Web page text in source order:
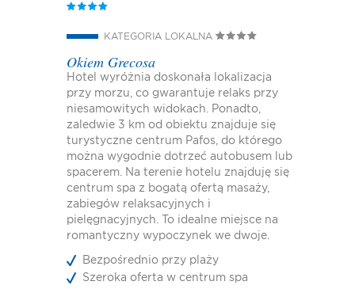
KATEGORIA LOKALNA
Okiem Grecosa
Hotel wyróżnia doskonała lokalizacja
przy morzu, co gwarantuje relaks przy
niesamowitych widokach. Ponadto,
zaledwie 3 km od obiektu znajduje się
turystyczne centrum Pafos, do którego
można wygodnie dotrzeć autobusem lub
spacerem. Na terenie hotelu znajduję się
centrum spa z bogatą ofertą masaży,
zabiegów relaksacyjnych i
pielęgnacyjnych. To idealne miejsce na
romantyczny wypoczynek we dwoje.
Bezpośrednio przy plaży
Szeroka oferta w centrum spa